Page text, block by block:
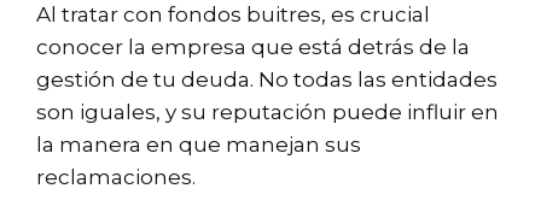
Al tratar con fondos buitres, es crucial
conocer la empresa que está detrás de la
gestión de tu deuda. No todas las entidades
son iguales, y su reputación puede influir en
la manera en que manejan sus
reclamaciones.